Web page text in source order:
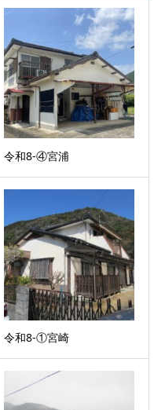
令和8-④宮浦
令和8-①宮崎